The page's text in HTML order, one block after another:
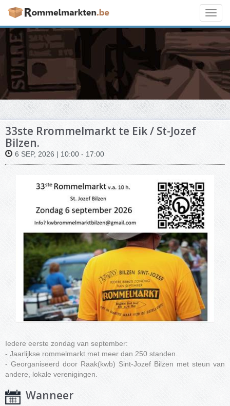
33ste Rrommelmarkt te Eik / St-Jozef
Bilzen.
6 SEP, 2026 | 10:00 - 17:00
Iedere eerste zondag van september:
- Jaarlijkse rommelmarkt met meer dan 250 standen.
- Georganiseerd door Raak(kwb) Sint-Jozef Bilzen met steun van
andere, lokale verenigingen.
Wanneer